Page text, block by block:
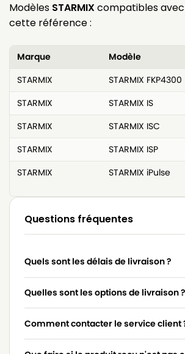
Modèles STARMIXcompatibles avec
cette référence :
Marque
Modèle
STARMIX
STARMIX FKP4300
STARMIX
STARMIX IS
STARMIX
STARMIX ISC
STARMIX
STARMIX ISP
STARMIX
STARMIX iPulse
Questions fréquentes
Quels sont les délais de livraison ?
Quelles sont les options de livraison ?
Comment contacter le service client